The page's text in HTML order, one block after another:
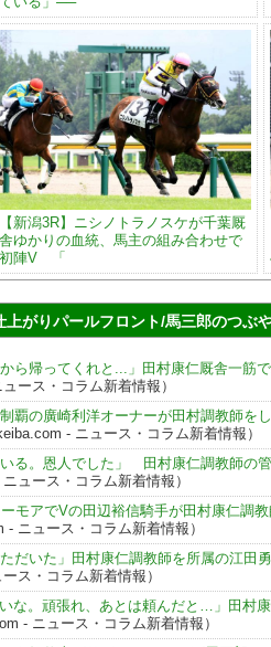
【新潟3R】ニシノトラノスケが千葉厩
舎ゆかりの血統、馬主の組み合わせで
初陣V 「
上がりパールフロント/馬三郎のつぶ
ら帰ってくれと...」田村康仁厩舎一筋
ース・コラム新着情報）
覇の廣崎利洋オーナーが田村調教師を
- ニュース・コラム新着情報）
いる。恩人でした」 田村康仁調教師の
ュース・コラム新着情報）
モアでVの田辺裕信騎手が田村康仁調
- ニュース・コラム新着情報）
ただいた」田村康仁調教師を所属の江
ス・コラム新着情報）
な。頑張れ、あとは頼んだと…」田村
- ニュース・コラム新着情報）